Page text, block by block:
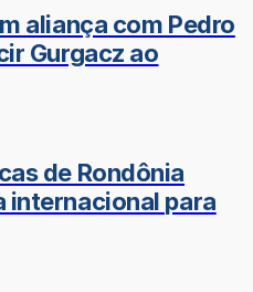
aliança com Pedro
Gurgacz ao
de Rondônia
internacional para